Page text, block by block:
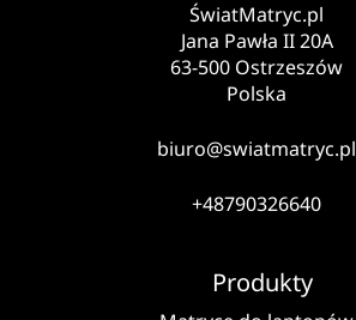
ŚwiatMatryc.pl
Jana Pawła II 20A
63-500 Ostrzeszów
Polska
biuro@swiatmatryc.pl
+48790326640
Produkty